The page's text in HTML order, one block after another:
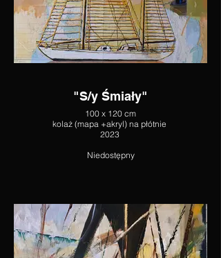
"S/y Śmiały"
100 x 120 cm
kolaż (mapa +akryl) na płótnie
2023
Niedostępny